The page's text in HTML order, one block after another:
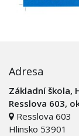
Adresa
Základní škola,
Resslova 603,
Resslova 603
Hlinsko 53901